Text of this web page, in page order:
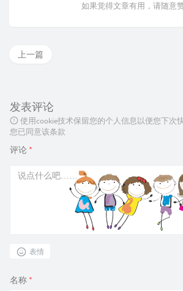
如果觉得文章有用，请随意
上一篇
发表评论
使用cookie技术保留您的个人信息以便您下次
您已同意该条款
评论 *
表情
名称 *